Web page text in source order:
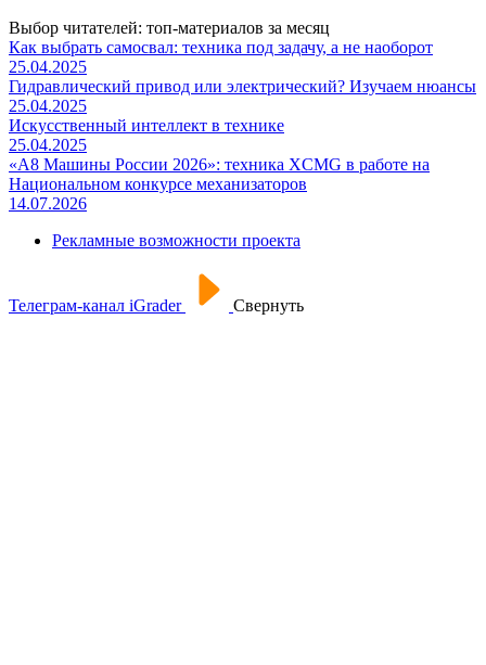
Выбор читателей: топ-материалов за месяц
Как выбрать самосвал: техника под задачу, а не наоборот
25.04.2025
Гидравлический привод или электрический? Изучаем нюансы
25.04.2025
Искусственный интеллект в технике
25.04.2025
«А8 Машины России 2026»: техника XCMG в работе на
Национальном конкурсе механизаторов
14.07.2026
Рекламные возможности проекта
Телеграм-канал iGrader Свернуть